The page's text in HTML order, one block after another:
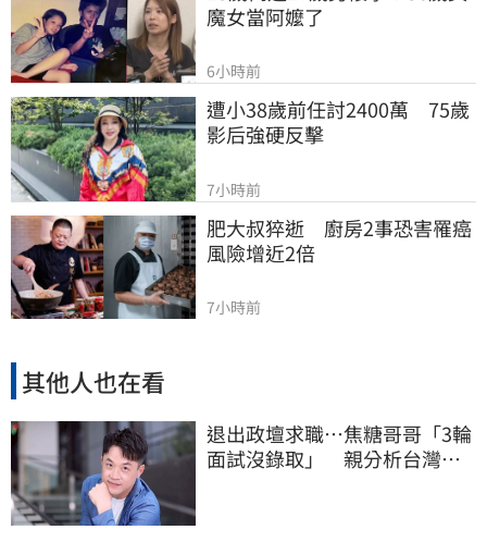
魔女當阿嬤了
6小時前
遭小38歲前任討2400萬　75歲
影后強硬反擊
7小時前
肥大叔猝逝　廚房2事恐害罹癌
風險增近2倍
7小時前
其他人也在看
退出政壇求職…焦糖哥哥「3輪
面試沒錄取」 親分析台灣職